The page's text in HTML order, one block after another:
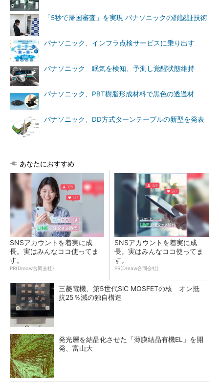
「5秒で帰国審査」を実現 パナソニックの顔認証技術
パナソニック、インフラ点検サービスに乗り出す
パナソニック 眠気を検知、予測し覚醒状態維持
パナソニック、PBT樹脂形成材料で黒色の透過材
パナソニック、DD方式ターンテーブルの新型を発表
あなたにおすすめ
SNSアカウントを着実に成
長。実はみんなココ使ってま
す。
PR(Dreaw合同会社)
SNSアカウントを着実に成
長。実はみんなココ使ってま
す。
PR(Dreaw合同会社)
三菱電機、第5世代SiC MOSFETの核 オン抵
抗25％減の独自構造
発光層を結晶化させた「薄膜結晶有機EL」を開
発、富山大